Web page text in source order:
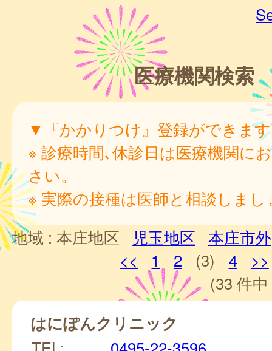
医療機関検索
▼『かかりつけ』登録ができま
※ 診療時間､休診日は医療機関に
さい。
※ 実際の接種は医師と相談しまし
地域 : 本庄地区 児玉地区
本庄市外
<<
1 2 (3) 4
>>
(33 件
はにぽんクリニック